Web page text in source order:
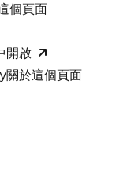
個頁面
開啟
於這個頁面